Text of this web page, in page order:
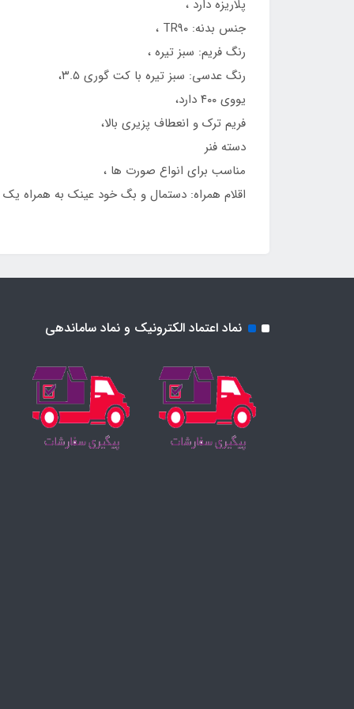
پلاریزه دارد ،
جنس بدنه: TR۹۰ ،
رنگ فریم: سبز تیره ،
رنگ عدسی: سبز تیره با کت گوری ۳.۵،
یووی ۴۰۰ دارد،
فریم ترک و انعطاف پزیری بالا،
دسته فنر
مناسب برای انواع صورت ها ،
اقلام همراه: دستمال و بگ خود عینک به همراه
نماد اعتماد الکترونیک و نماد ساماندهی